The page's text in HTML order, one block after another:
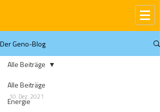
Der Geno-Blog
Alle Beiträge
Energie
Alle Beiträge
10. Dez. 2021